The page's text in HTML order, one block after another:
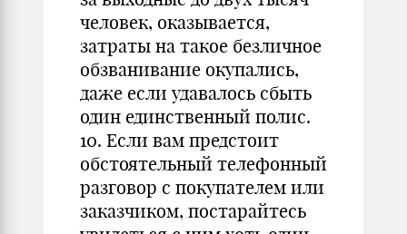
человек, оказывается,
затраты на такое безличное
обзванивание окупались,
даже если удавалось сбыть
один единственный полис.
10. Если вам предстоит
обстоятельный телефонный
разговор с покупателем или
заказчиком, постарайтесь